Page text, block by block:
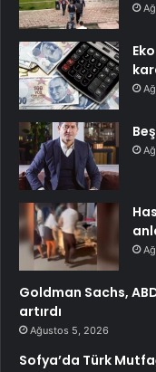
Goldman Sachs,
artırdı
Ağustos 5, 2026
Sofya’da Türk